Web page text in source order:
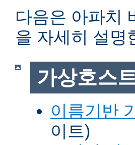
다음은 아파치
을 자세히 설명
가상호스
이름기반
이트)